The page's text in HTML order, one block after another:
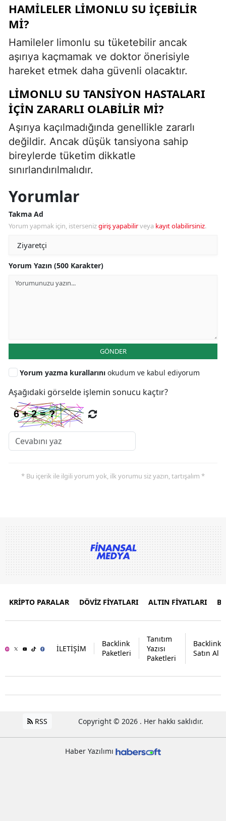
HAMILELER LIMONLU SU IÇEBILIR
MI?
Hamileler limonlu su tüketebilir ancak
aşırıya kaçmamak ve doktor önerisiyle
hareket etmek daha güvenli olacaktır.
LIMONLU SU TANSIYON HASTALARI
IÇIN ZARARLI OLABILIR MI?
Aşırıya kaçılmadığında genellikle zararlı
değildir. Ancak düşük tansiyona sahip
bireylerde tüketim dikkatle
sınırlandırılmalıdır.
Yorumlar
Takma Ad
Yorum yapmak için, istersenizgiriş yapabilirveya kayıt olabilirsiniz.
Yorum Yazın (500 Karakter)
GÖNDER
Yorum yazma kurallarını okudum ve kabul ediyorum
Aşağıdaki görselde işlemin sonucu kaçtır?
* Bu içerik ile ilgili yorum yok, ilk yorumu siz yazın, tartışalım *
KRİPTO PARALAR DÖVİZ FİYATLARI ALTIN FİYATLARI
İLETİŞİM
Backlink
Paketleri
Tanıtım
Yazısı
Paketleri
Backlink
Satın Al
RSS Copyright © 2026 . Her hakkı saklıdır.
Haber Yazılımı